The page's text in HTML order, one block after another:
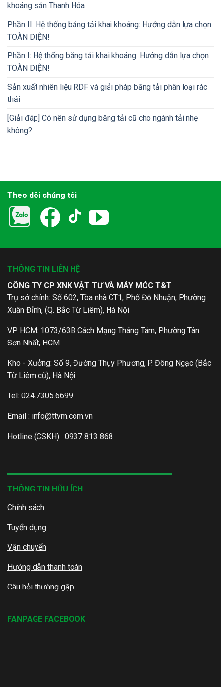
khoáng sản Thanh Hóa
Phần II: Hệ thống băng tải khai khoáng: Hướng dẫn lựa chọn
TOÀN DIỆN!
Phần I: Hệ thống băng tải khai khoáng: Hướng dẫn lựa chọn
TOÀN DIỆN!
Sản xuất nhiên liệu RDF và giải pháp băng tải phân loại rác
thải
[Giải đáp] Có nên sử dụng băng tải cũ cho ngành tải nhẹ
không?
Theo dõi chúng tôi
THÔNG TIN HỮU ÍCH
Chính sách
Tuyển dụng
Vận chuyển
Hướng dẫn thanh toán
Câu hỏi thường gặp
THÔNG TIN LIÊN HỆ
CÔNG TY CP XNK VẬT TƯ VÀ MÁY MÓC T&T
Trụ sở chính: Số 602, Tòa nhà CT1, Phố Đỗ Nhuận, Phường
Xuân Đỉnh, (Q. Bắc Từ Liêm), Hà Nội
VP HCM: 1073/63B Cách Mạng Tháng Tám, Phường Tân
Sơn Nhất, HCM
Kho - Xưởng: Số 9, Đường Thụy Phương, P. Đông Ngạc (Bắc
Từ Liêm cũ), Hà Nội
Tel: 024.7305.6699
Email : info@ttvm.com.vn
Hotline (CSKH) : 0937 813 868
FANPAGE FACEBOOK